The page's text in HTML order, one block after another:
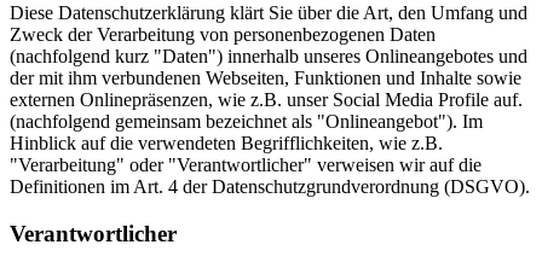
Diese Datenschutzerklärung klärt Sie über die Art, den Umfang und
Zweck der Verarbeitung von personenbezogenen Daten
(nachfolgend kurz "Daten") innerhalb unseres Onlineangebotes und
der mit ihm verbundenen Webseiten, Funktionen und Inhalte sowie
externen Onlinepräsenzen, wie z.B. unser Social Media Profile auf.
(nachfolgend gemeinsam bezeichnet als "Onlineangebot"). Im
Hinblick auf die verwendeten Begrifflichkeiten, wie z.B.
"Verarbeitung" oder "Verantwortlicher" verweisen wir auf die
Definitionen im Art. 4 der Datenschutzgrundverordnung (DSGVO).
Verantwortlicher